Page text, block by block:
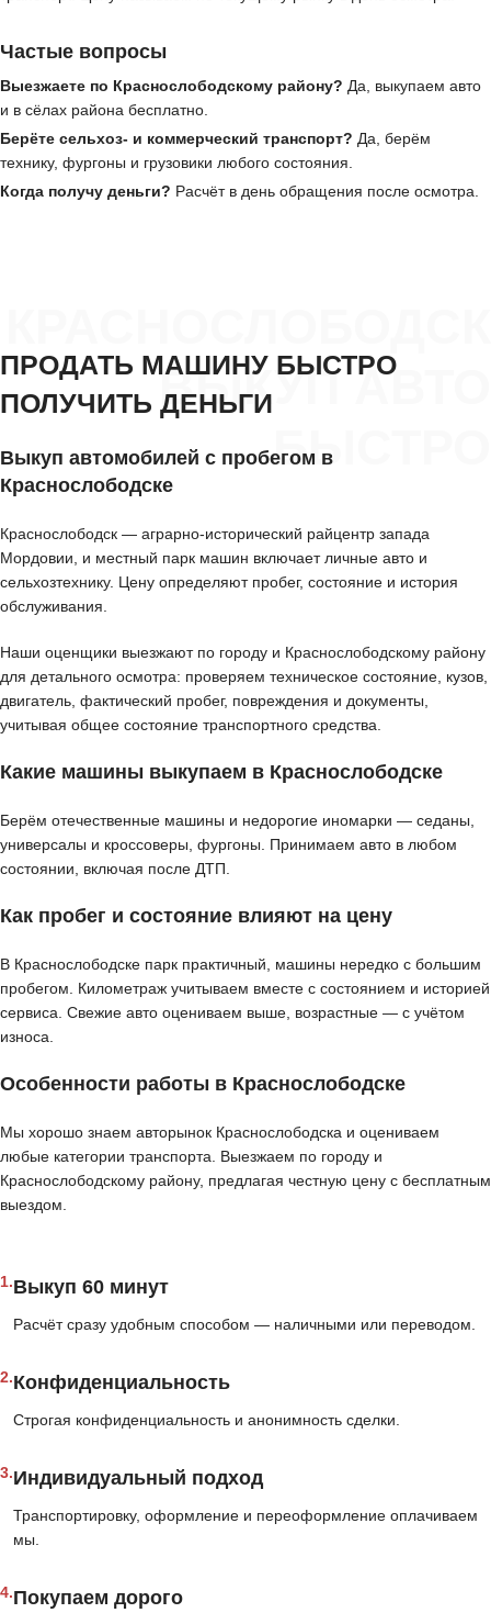
Частые вопросы
Выезжаете по Краснослободскому району? Да, выкупаем авто
и в сёлах района бесплатно.
Берёте сельхоз- и коммерческий транспорт? Да, берём
технику, фургоны и грузовики любого состояния.
Когда получу деньги? Расчёт в день обращения после осмотра.
ВЫКУП АВТО
БЫСТРО
ПРОДАТЬ МАШИНУ БЫСТРО
ПОЛУЧИТЬ ДЕНЬГИ
Выкуп автомобилей с пробегом в
Краснослободске
Краснослободск — аграрно-исторический райцентр запада
Мордовии, и местный парк машин включает личные авто и
сельхозтехнику. Цену определяют пробег, состояние и история
обслуживания.
Наши оценщики выезжают по городу и Краснослободскому району
для детального осмотра: проверяем техническое состояние, кузов,
двигатель, фактический пробег, повреждения и документы,
учитывая общее состояние транспортного средства.
Какие машины выкупаем в Краснослободске
Берём отечественные машины и недорогие иномарки — седаны,
универсалы и кроссоверы, фургоны. Принимаем авто в любом
состоянии, включая после ДТП.
Как пробег и состояние влияют на цену
В Краснослободске парк практичный, машины нередко с большим
пробегом. Километраж учитываем вместе с состоянием и историей
сервиса. Свежие авто оцениваем выше, возрастные — с учётом
износа.
Особенности работы в Краснослободске
Мы хорошо знаем авторынок Краснослободска и оцениваем
любые категории транспорта. Выезжаем по городу и
Краснослободскому району, предлагая честную цену с бесплатным
выездом.
1.Выкуп 60 минут
Расчёт сразу удобным способом — наличными или переводом.
2.Конфиденциальность
Строгая конфиденциальность и анонимность сделки.
3.Индивидуальный подход
Транспортировку, оформление и переоформление оплачиваем
мы.
4.Покупаем дорого